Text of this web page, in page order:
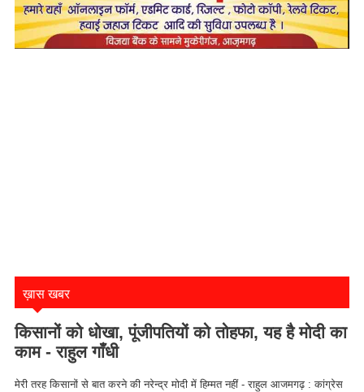
ख़ास खबर
किसानों को धोखा, पूंजीपतियों को तोहफा, यह है मोदी का
काम - राहुल गाँधी
मेरी तरह किसानों से बात करने की नरेन्द्र मोदी में हिम्मत नहीं - राहुल आजमगढ़ : कांग्रेस